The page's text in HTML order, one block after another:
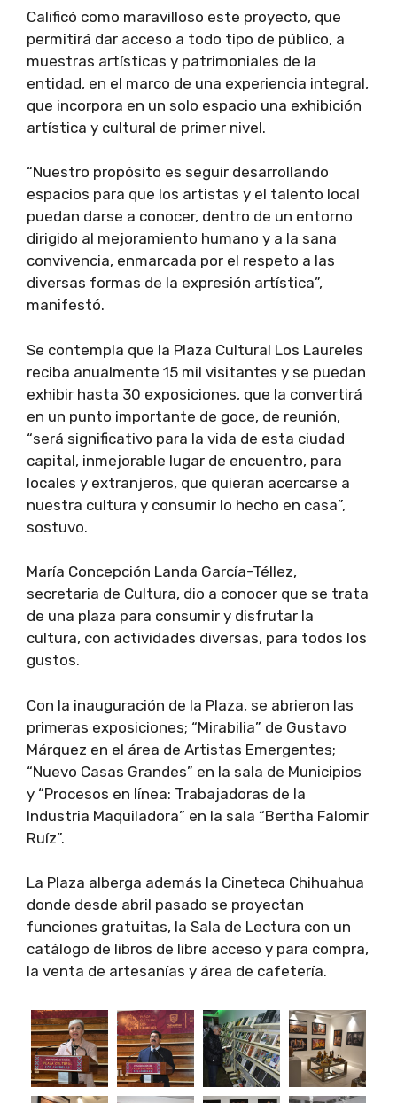
Calificó como maravilloso este proyecto, que
permitirá dar acceso a todo tipo de público, a
muestras artísticas y patrimoniales de la
entidad, en el marco de una experiencia integral,
que incorpora en un solo espacio una exhibición
artística y cultural de primer nivel.
“Nuestro propósito es seguir desarrollando
espacios para que los artistas y el talento local
puedan darse a conocer, dentro de un entorno
dirigido al mejoramiento humano y a la sana
convivencia, enmarcada por el respeto a las
diversas formas de la expresión artística”,
manifestó.
Se contempla que la Plaza Cultural Los Laureles
reciba anualmente 15 mil visitantes y se puedan
exhibir hasta 30 exposiciones, que la convertirá
en un punto importante de goce, de reunión,
“será significativo para la vida de esta ciudad
capital, inmejorable lugar de encuentro, para
locales y extranjeros, que quieran acercarse a
nuestra cultura y consumir lo hecho en casa”,
sostuvo.
María Concepción Landa García-Téllez,
secretaria de Cultura, dio a conocer que se trata
de una plaza para consumir y disfrutar la
cultura, con actividades diversas, para todos los
gustos.
Con la inauguración de la Plaza, se abrieron las
primeras exposiciones; “Mirabilia” de Gustavo
Márquez en el área de Artistas Emergentes;
“Nuevo Casas Grandes” en la sala de Municipios
y “Procesos en línea: Trabajadoras de la
Industria Maquiladora” en la sala “Bertha Falomir
Ruíz”.
La Plaza alberga además la Cineteca Chihuahua
donde desde abril pasado se proyectan
funciones gratuitas, la Sala de Lectura con un
catálogo de libros de libre acceso y para compra,
la venta de artesanías y área de cafetería.